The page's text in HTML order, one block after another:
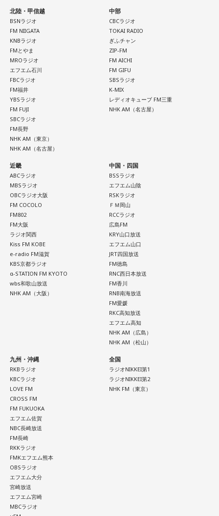
常井 「というのは、県議会の自民党も国会議員の系列ごとに
分かれていて。知事選や市長選があると保守分裂になってし
まうんですね。その間をつなぐ調整役が必要になると。実
際、福岡県は90年代まで革新県政、社会党系の知事がいたん
ですが。バラバラになった自民党を束ねる役割を果たしたの
が藏内さんだった。藏内さんは国会議員が就くことが多い自
民党県連会長にもなれた。ドンは保守分裂の中で育つんです
ね」
放送ではさらにドンの実態についての解説が続いた。
ます。
この出来事をきっかけに、「笑いは武器になる」と実感。
「自分を認めてもらうには、人を笑わせればいい」という体
験が、芸人としての原点になったと振り返ります。
さらに、ショートフィルムの賞を受賞した際には、憧れだっ
た松田聖子さんからトロフィーを受け取る機会もありまし
た。思いを伝えようとしたものの、感激のあまり「文法はめ
ちゃくちゃだし、早口で喋ったもんだから、ただただ引きつ
らせてしまいました」と当時を振り返り、苦笑いを見せまし
た。
ゴリさん
◆故郷・沖縄で味わう絶景とグルメ
沖縄を訪れたらぜひ足を運んでほしい場所として、ゴリさん
は国際通り近くの「せんべろ街」を紹介しました。「そこだ
け東南アジアの空気感もあるので、1つの場所で2つの旅行を
しているみたい」と、その独特の魅力を語ります。
なかでもおすすめとして挙げたのが「米仙」です。お酒3杯に
寿司5貫の組み合わせがリーズナブルな価格で楽しめ、「石垣
牛の握りが絶品」だと紹介。「炙りと生があるんですけど、
炙らないほうがおすすめです」と、地元ならではの楽しみ方
さらに、「末廣ブルース」も外せない1軒です。建物のレトロ
感が魅力の豚串専門店で、「タンだとかハラミだとかハツ、
レバーとかを味わいながら、昔ながらの雰囲気が楽しめる」
と話します。「けっこうペッパーが強めで、かなりおいしい
豚串です」と太鼓判を押しました。
お気に入りのステーキ店を尋ねられると、ゴリさんは「エメ
ラルドです」と即答。なかでもプレミアムリブステーキにつ
いては、「脂の乗り方、柔らかさ、肉の質がもうレベルが違
います」と熱く語り、長年愛される名店の魅力を紹介しまし
た。
一方、「お手紙を書きたくなる場所」を尋ねられると、迷わ
ず「沖縄の海」と回答。水中眼鏡をつけて海に潜り、「音を
塞がれた瞬間に、幻想的な世界を勝手に水が演出してくれ
る」と表現します。さらに、水中から見上げる水面には「太
陽の光に反射した美しい光のライン」が広がり、「365日飽
北陸・甲信越
BSNラジオ
FM NIIGATA
KNBラジオ
FMとやま
MROラジオ
エフエム石川
FBCラジオ
FM福井
YBSラジオ
FM FUJI
SBCラジオ
FM長野
NHK AM（東京）
NHK AM（名古屋）
中部
CBCラジオ
TOKAI RADIO
ぎふチャン
ZIP-FM
FM AICHI
FM GIFU
SBSラジオ
K-MIX
レディオキューブ FM三重
NHK AM（名古屋）
近畿
ABCラジオ
MBSラジオ
OBCラジオ大阪
FM COCOLO
FM802
FM大阪
ラジオ関西
Kiss FM KOBE
e-radio FM滋賀
KBS京都ラジオ
α-STATION FM KYOTO
wbs和歌山放送
NHK AM（大阪）
中国・四国
BSSラジオ
エフエム山陰
RSKラジオ
ＦＭ岡山
RCCラジオ
広島FM
KRY山口放送
エフエム山口
JRT四国放送
FM徳島
RNC西日本放送
FM香川
RNB南海放送
FM愛媛
RKC高知放送
エフエム高知
NHK AM（広島）
NHK AM（松山）
九州・沖縄
RKBラジオ
KBCラジオ
LOVE FM
CROSS FM
FM FUKUOKA
エフエム佐賀
NBC長崎放送
FM長崎
RKKラジオ
FMKエフエム熊本
OBSラジオ
エフエム大分
宮崎放送
エフエム宮崎
MBCラジオ
全国
ラジオNIKKEI第1
ラジオNIKKEI第2
NHK FM（東京）